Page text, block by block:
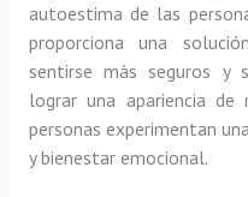
autoestima de las
proporciona una
sentirse más seguros y
lograr una apariencia de
personas experimentan
y bienestar emocional.